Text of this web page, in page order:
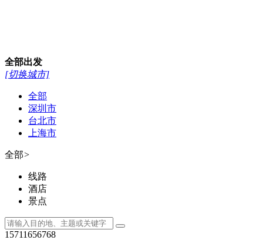
全部出发
[切换城市]
全部
深圳市
台北市
上海市
全部>
线路
酒店
景点
15711656768